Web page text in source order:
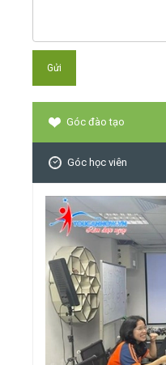
Góc đào tạo
Góc học viên